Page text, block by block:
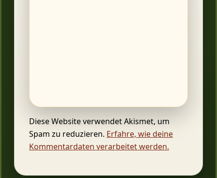
Diese Website verwendet Akismet, um
Spam zu reduzieren. Erfahre, wie deine
Kommentardaten verarbeitet werden.